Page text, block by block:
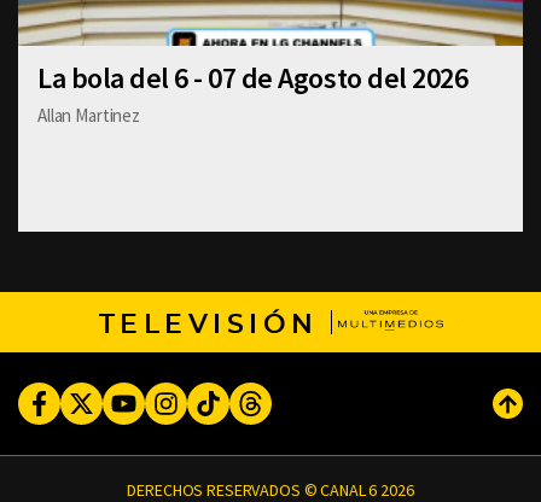
La bola del 6 - 07 de Agosto del 2026
Allan Martinez
TELEVISIÓN
FacebookTwitterYoutubeInstagram
TikTokThreads
DERECHOS RESERVADOS © CANAL 6 2026